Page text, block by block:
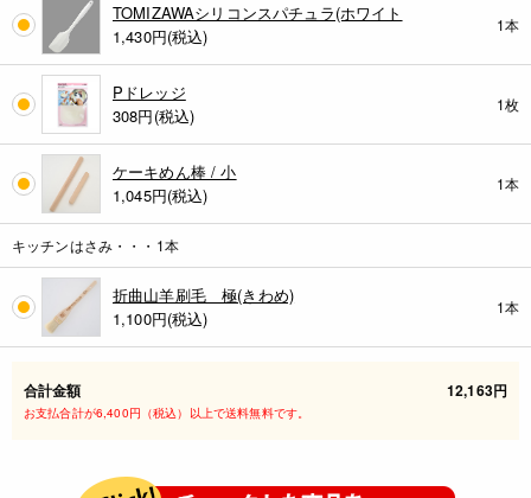
TOMIZAWAシリコンスパチュラ(ホワイト
1,430円(税込)
1本
Pドレッジ
308円(税込)
1枚
ケーキめん棒 / 小
1,045円(税込)
1本
キッチンはさみ・・・1本
折曲山羊刷毛 極(きわめ)
1,100円(税込)
1本
合計金額 12,163円
お支払合計が6,400円（税込）以上で送料無料です。